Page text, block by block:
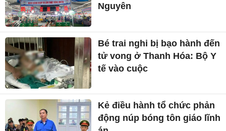
Nguyên
Bé trai nghi bị bạo hành đến
tử vong ở Thanh Hóa: Bộ Y
tế vào cuộc
Kẻ điều hành tổ chức phản
động núp bóng tôn giáo lĩnh